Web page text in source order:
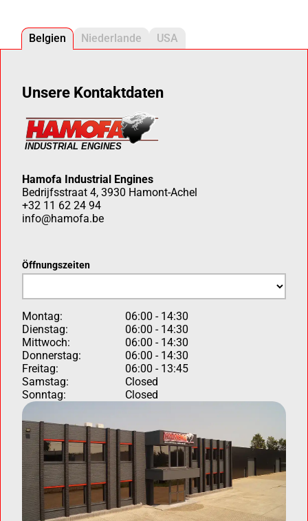
Belgien Niederlande USA
Unsere Kontaktdaten
Hamofa Industrial Engines
Bedrijfsstraat 4, 3930 Hamont-Achel
+32 11 62 24 94
info@hamofa.be
Öffnungszeiten
Montag:
06:00 - 14:30
Dienstag:
06:00 - 14:30
Mittwoch:
06:00 - 14:30
Donnerstag:
06:00 - 14:30
Freitag:
06:00 - 13:45
Samstag:
Closed
Sonntag:
Closed